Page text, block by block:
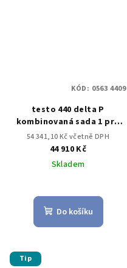
testo 440 delta P
kombinovaná sada 1 pro
měření proudění s BT
54 341,10 Kč včetně DPH
44 910 Kč
Skladem
Do košíku
KÓD: 0563 4409
Tip